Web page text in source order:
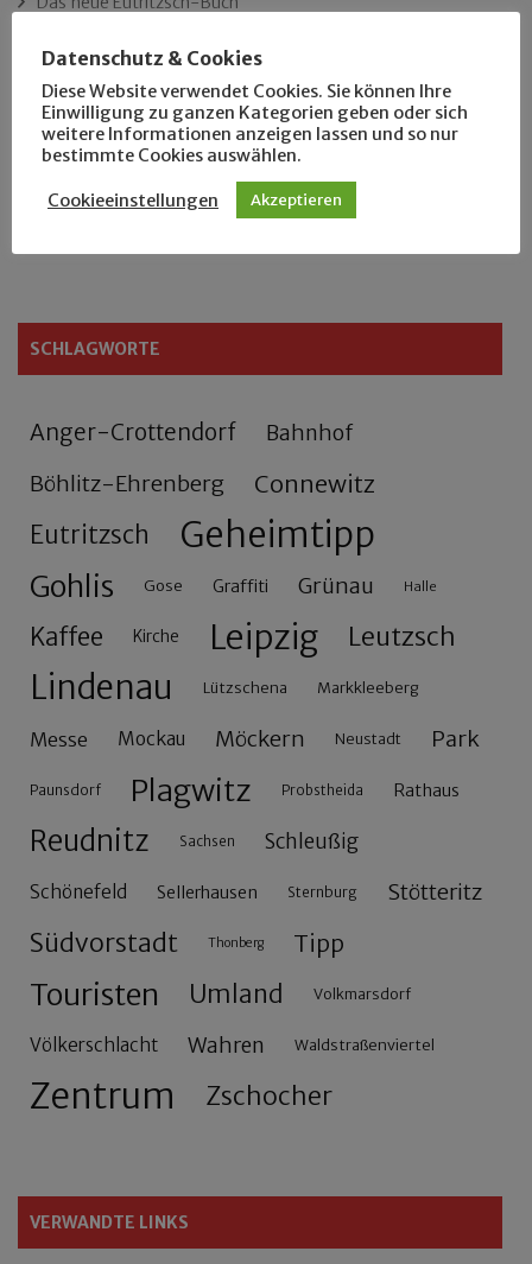
Der Leipziger Schmiedetag von 1904
Rennfahrer in Schönefeld und Zschocher
Zu Fuß durch Anger-Crottendorf
SCHLAGWORTE
Anger-Crottendorf Bahnhof
Böhlitz-Ehrenberg Connewitz
Eutritzsch Geheimtipp
Gohlis Gose Graffiti Grünau Halle
Kaffee Kirche Leipzig Leutzsch
Lindenau Lützschena Markkleeberg
Messe Mockau Möckern Neustadt Park
Paunsdorf Plagwitz Probstheida Rathaus
Reudnitz Sachsen Schleußig
Schönefeld Sellerhausen Sternburg Stötteritz
Südvorstadt Thonberg Tipp
Touristen Umland Volkmarsdorf
Völkerschlacht Wahren Waldstraßenviertel
Zentrum Zschocher
VERWANDTE LINKS
Datenschutz & Cookies
Diese Website verwendet Cookies. Sie können Ihre
Einwilligung zu ganzen Kategorien geben oder sich
weitere Informationen anzeigen lassen und so nur
bestimmte Cookies auswählen.
Cookieeinstellungen Akzeptieren